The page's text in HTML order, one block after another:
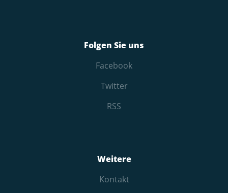
Folgen Sie uns
Facebook
Twitter
RSS
Weitere
Kontakt